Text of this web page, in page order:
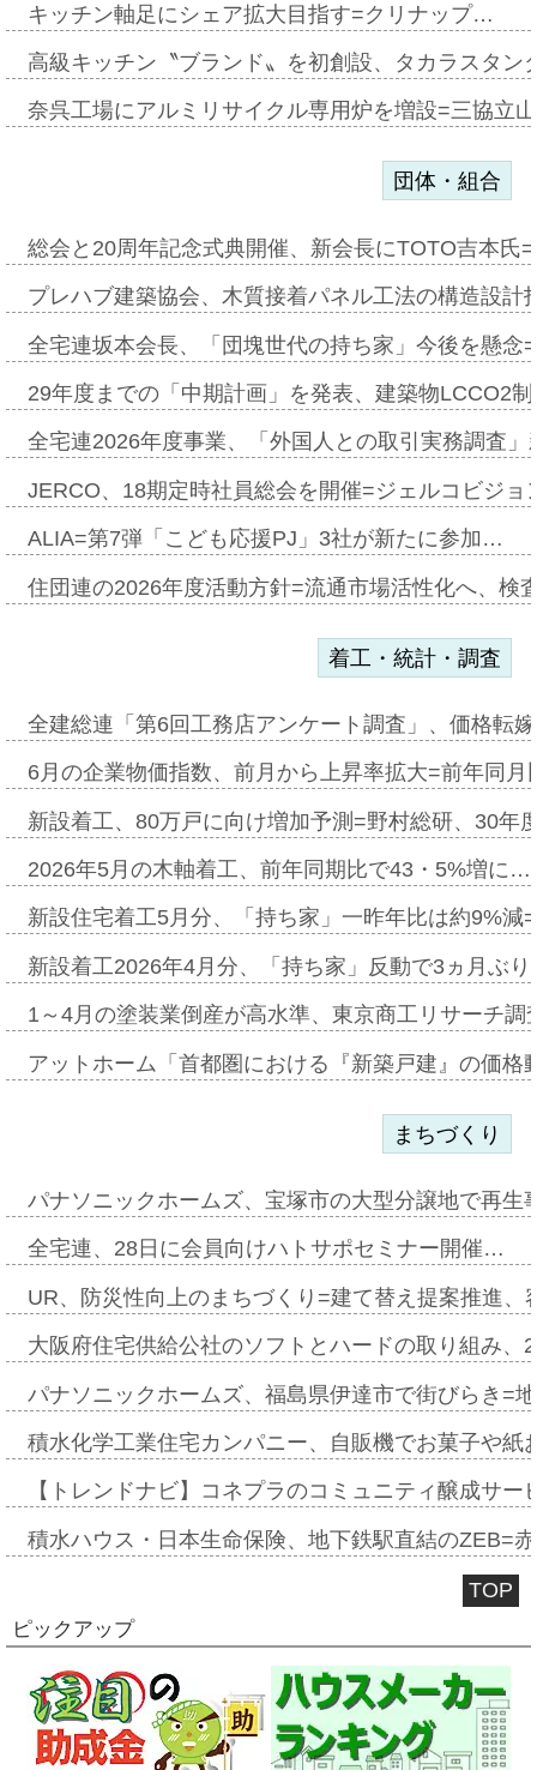
キッチン軸足にシェア拡大目指す=クリナップ…
高級キッチン〝ブランド〟を初創設、タカラスタ
奈呉工場にアルミリサイクル専用炉を増設=三協立
団体・組合
総会と20周年記念式典開催、新会長にTOTO吉本氏
プレハブ建築協会、木質接着パネル工法の構造設
全宅連坂本会長、「団塊世代の持ち家」今後を懸
29年度までの「中期計画」を発表、建築物LCCO2
全宅連2026年度事業、「外国人との取引実務調査
JERCO、18期定時社員総会を開催=ジェルコビジ
ALIA=第7弾「こども応援PJ」3社が新たに参加…
住団連の2026年度活動方針=流通市場活性化へ、検
着工・統計・調査
全建総連「第6回工務店アンケート調査」、価格転
6月の企業物価指数、前月から上昇率拡大=前年同
新設着工、80万戸に向け増加予測=野村総研、30年
2026年5月の木軸着工、前年同期比で43・5%増に…
新設住宅着工5月分、「持ち家」一昨年比は約9%
新設着工2026年4月分、「持ち家」反動で3ヵ月ぶ
1～4月の塗装業倒産が高水準、東京商工リサーチ
アットホーム「首都圏における『新築戸建』の価
まちづくり
パナソニックホームズ、宝塚市の大型分譲地で再
全宅連、28日に会員向けハトサポセミナー開催…
UR、防災性向上のまちづくり=建て替え提案推進
大阪府住宅供給公社のソフトとハードの取り組み
パナソニックホームズ、福島県伊達市で街びらき=
積水化学工業住宅カンパニー、自販機でお菓子や
【トレンドナビ】コネプラのコミュニティ醸成サ
積水ハウス・日本生命保険、地下鉄駅直結のZEB=
TOP
ピックアップ